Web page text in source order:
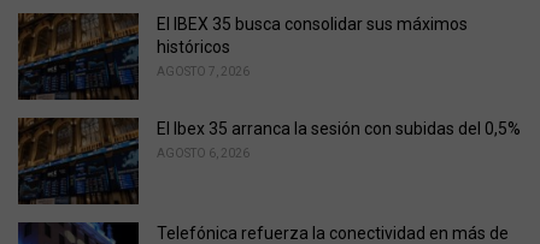
o
r
i
e
:
El IBEX 35 busca consolidar sus máximos
históricos
AGOSTO 7, 2026
El Ibex 35 arranca la sesión con subidas del 0,5%
AGOSTO 6, 2026
Telefónica refuerza la conectividad en más de